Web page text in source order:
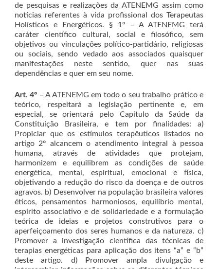
de pesquisas e realizações da ATENEMG assim como
notícias referentes à vida profissional dos Terapeutas
Holísticos e Energéticos. § 1º – A ATENEMG terá
caráter científico cultural, social e filosófico, sem
objetivos ou vinculações político-partidário, religiosas
ou sociais, sendo vedado aos associados quaisquer
manifestações neste sentido, quer nas suas
dependências e quer em seu nome.
Art. 4º – A ATENEMG em todo o seu trabalho prático e
teórico, respeitará a legislação pertinente e, em
especial, se orientará pelo Capítulo da Saúde da
Constituição Brasileira, e tem por finalidades: a)
Propiciar que os estímulos terapêuticos listados no
artigo 2º alcancem o atendimento integral à pessoa
humana, através de atividades que protejam,
harmonizem e equilibrem as condições de saúde
energética, mental, espiritual, emocional e física,
objetivando a redução do risco da doença e de outros
agravos. b) Desenvolver na população brasileira valores
éticos, pensamentos harmoniosos, equilíbrio mental,
espírito associativo e de solidariedade e a formulação
teórica de ideias e projetos construtivos para o
aperfeiçoamento dos seres humanos e da natureza. c)
Promover a investigação científica das técnicas de
terapias energéticas para aplicação dos itens “a” e “b”
deste artigo. d) Promover ampla divulgação e